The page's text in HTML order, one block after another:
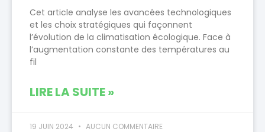
Cet article analyse les avancées technologiques
et les choix stratégiques qui façonnent
l’évolution de la climatisation écologique. Face à
l’augmentation constante des températures au
fil
LIRE LA SUITE »
19 JUIN 2024 AUCUN COMMENTAIRE